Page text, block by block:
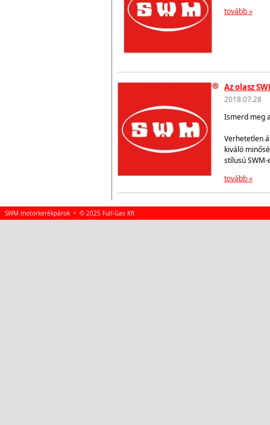
tovább »
Az olasz
2018.07.28
Ismerd meg
Verhetetlen
kiváló
stílusú SWM-
tovább »
SWM motorkerékpárok • © 2025 Full-Gas Kft